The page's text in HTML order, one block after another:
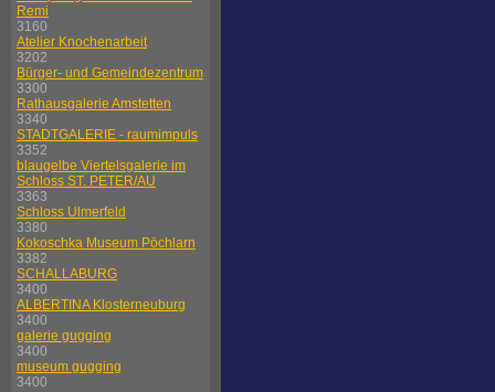
Remi
3160
Atelier Knochenarbeit
3202
Bürger- und Gemeindezentrum
3300
Rathausgalerie Amstetten
3340
STADTGALERIE - raumimpuls
3352
blaugelbe Viertelsgalerie im
Schloss ST. PETER/AU
3363
Schloss Ulmerfeld
3380
Kokoschka Museum Pöchlarn
3382
SCHALLABURG
3400
ALBERTINA Klosterneuburg
3400
galerie gugging
3400
museum gugging
3400